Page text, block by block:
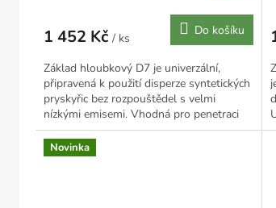
1 452 Kč / ks
cena:
Do košíku
Základ hloubkový D7 je univerzální,
připravená k použití disperze syntetických
pryskyřic bez rozpouštědel s velmi
nízkými emisemi. Vhodná pro penetraci
cementových a...
Novinka